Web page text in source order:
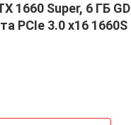
1660 Super, 6 ГБ
PCIe 3.0 x16 1660S